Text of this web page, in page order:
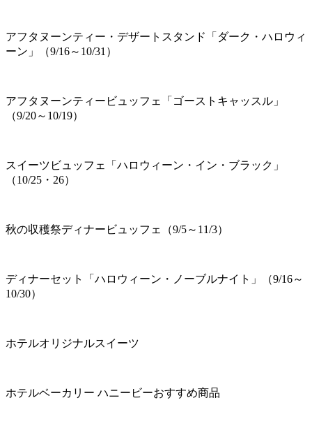
アフタヌーンティー・デザートスタンド「ダーク・ハロウィ
ーン」（9/16～10/31）
アフタヌーンティービュッフェ「ゴーストキャッスル」
（9/20～10/19）
スイーツビュッフェ「ハロウィーン・イン・ブラック」
（10/25・26）
秋の収穫祭ディナービュッフェ（9/5～11/3）
ディナーセット「ハロウィーン・ノーブルナイト」（9/16～
10/30）
ホテルオリジナルスイーツ
ホテルベーカリー ハニービーおすすめ商品